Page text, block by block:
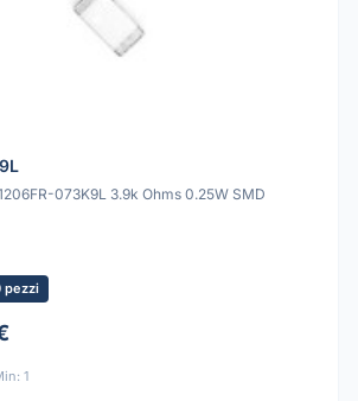
073K9L 3.9k Ohms 0.25W SMD
pezzi
1